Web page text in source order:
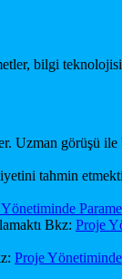
bilgi
Uzman görüşü
tahmin
Bkz: Proje
Proje